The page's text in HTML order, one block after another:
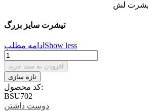
تیشرت سایز بزرگ
ادامه مطلب Show less
افزودن به سبد خرید
کد محصول:
BSU702
دوست داشتن